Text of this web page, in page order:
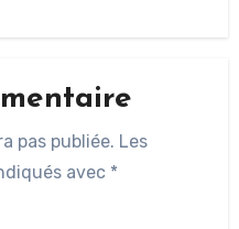
pas publiée. Les
avec *